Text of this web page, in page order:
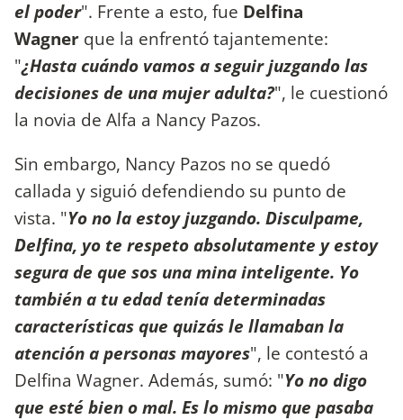
el poder". Frente a esto, fue Delfina
Wagner que la enfrentó tajantemente:
"¿Hasta cuándo vamos a seguir juzgando las
decisiones de una mujer adulta?", le cuestionó
la novia de Alfa a Nancy Pazos.
Sin embargo, Nancy Pazos no se quedó
callada y siguió defendiendo su punto de
vista. "Yo no la estoy juzgando. Disculpame,
Delfina, yo te respeto absolutamente y estoy
segura de que sos una mina inteligente. Yo
también a tu edad tenía determinadas
características que quizás le llamaban la
atención a personas mayores", le contestó a
Delfina Wagner. Además, sumó: "Yo no digo
que esté bien o mal. Es lo mismo que pasaba